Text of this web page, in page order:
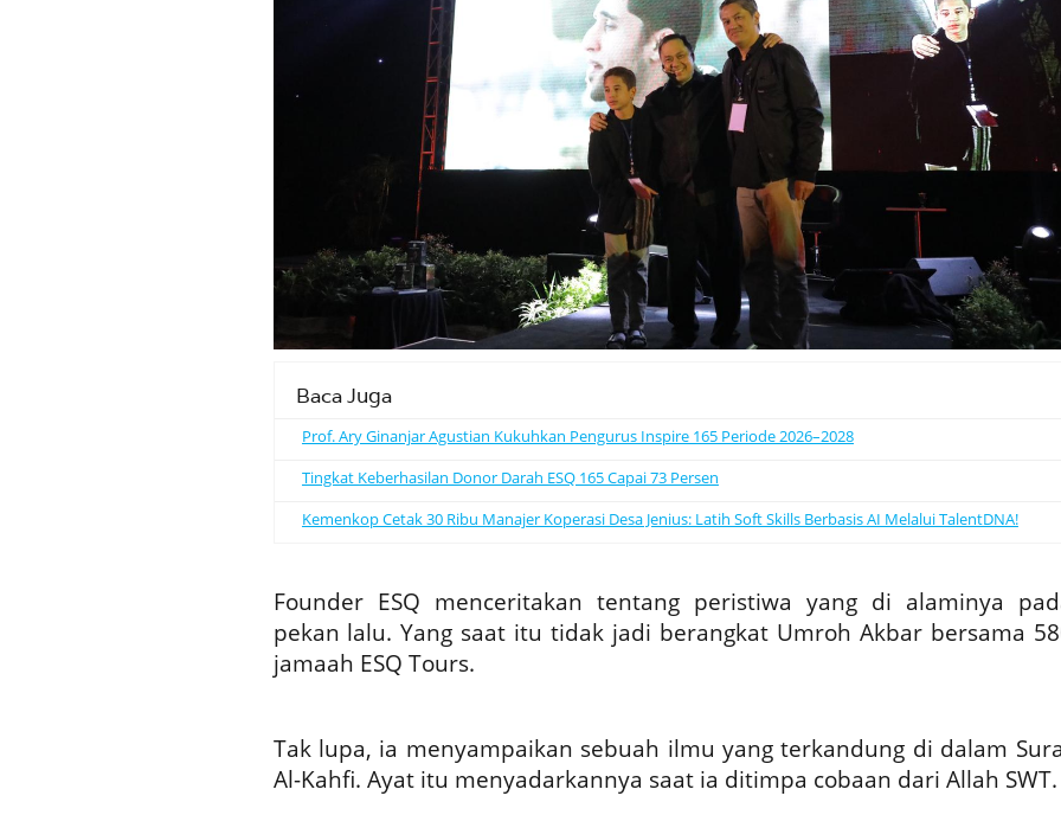
Baca Juga
Prof. Ary Ginanjar Agustian Kukuhkan Pengurus Inspire 165 Periode 2026–2028
Tingkat Keberhasilan Donor Darah ESQ 165 Capai 73 Persen
Kemenkop Cetak 30 Ribu Manajer Koperasi Desa Jenius: Latih Soft Skills Berbasis AI Melalui TalentDNA!
Founder ESQ menceritakan tentang peristiwa yang di alaminya
pekan lalu. Yang saat itu tidak jadi berangkat Umroh Akbar bersama
jamaah ESQ Tours.
Tak lupa, ia menyampaikan sebuah ilmu yang terkandung di dalam
Al-Kahfi. Ayat itu menyadarkannya saat ia ditimpa cobaan dari Allah SWT.